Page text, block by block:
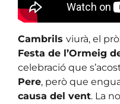
Cambrils viurà, el
Festa de l’Ormeig
celebració que
Pere, però que
causa del vent. La